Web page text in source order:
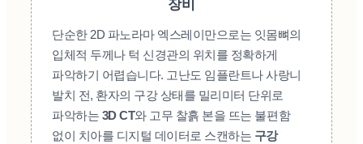
장비
단순한 2D 파노라마 엑스레이만으로는 잇몸뼈의
입체적 두께나 턱 신경관의 위치를 정확하게
파악하기 어렵습니다. 고난도 임플란트나 사랑니
발치 전, 환자의 구강 상태를 밀리미터 단위로
파악하는 3D CT와 고무 찰흙 본을 뜨는 불편함
없이 치아를 디지털 데이터로 스캔하는 구강